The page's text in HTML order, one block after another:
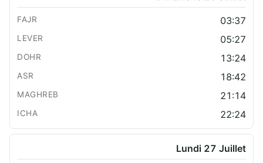
03:37
05:27
13:24
18:42
21:14
22:24
Lundi 27 Juillet